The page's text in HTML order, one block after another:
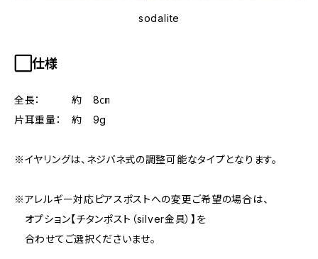
sodalite
⬜︎仕様
全長： 約 8㎝
片耳重量： 約 9g
※イヤリングは、ネジバネ式の調整可能なタイプとなります。
※アレルギー対応ピアスポストへの変更ご希望の場合は、
オプション【チタンポスト（silver金具）】を
合わせてご選択くださいませ。